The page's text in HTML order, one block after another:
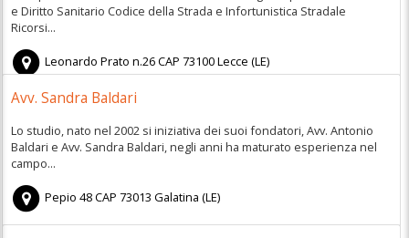
e Diritto Sanitario Codice della Strada e Infortunistica Stradale
Ricorsi...
Leonardo Prato n.26CAP 73100Lecce (LE)
Avv. Sandra Baldari
Lo studio, nato nel 2002 si iniziativa dei suoi fondatori, Avv. Antonio
Baldari e Avv. Sandra Baldari, negli anni ha maturato esperienza nel
campo...
Pepio 48CAP 73013 Galatina (LE)